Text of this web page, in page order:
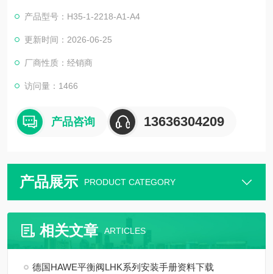
DOPAG定量阀、DOPAG减压阀、DOPAG计量阀、DOPAG隔膜
阀、DOPAG油脂泵、DOPAG密封圈等。
产品型号：H35-1-2218-A1-A4
更新时间：2026-06-25
厂商性质：经销商
访问量：1466
产品咨询 13636304209
产品展示 PRODUCT CATEGORY
相关文章 ARTICLES
德国HAWE平衡阀LHK系列安装手册资料下载